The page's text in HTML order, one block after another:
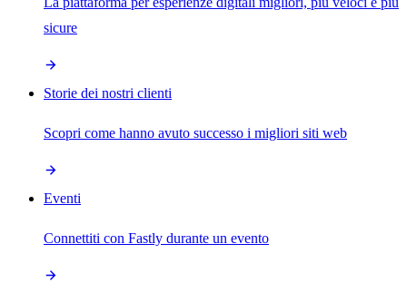
sicure
Storie dei nostri clienti
Scopri come hanno avuto successo i migliori siti web
Eventi
Connettiti con Fastly durante un evento